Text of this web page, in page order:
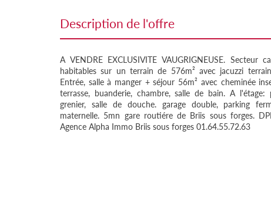
description de l'offre
A VENDRE EXCLUSIVITE VAUGRIGNEUSE. Secteur
habitables sur un terrain de 576m² avec jacuzzi
Entrée, salle à manger + séjour 56m² avec cheminée
terrasse, buanderie, chambre, salle de bain. A
grenier, salle de douche. garage double, parking
maternelle. 5mn gare routiére de Briis sous forges.
Agence Alpha Immo Briis sous forges 01.64.55.72.63